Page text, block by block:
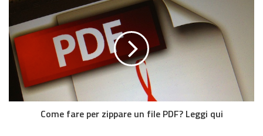
Come fare per zippare un file PDF? Leggi qui